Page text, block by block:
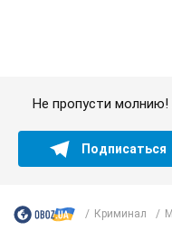
полигоны: как